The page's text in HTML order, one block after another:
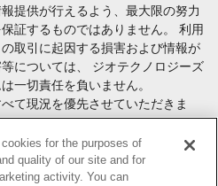
提供が行えるよう、最大限の努力
証するものではありません。 利用
取引に起因する損害および情報が
については、 ジオテクノロジーズ
一切責任を負いません。
て現況を優先させていただきま
達等を含みます）の際には、内容
供元より十分な説明を受け、ご自
さい。
for the purposes of
quality of our site and for
activity. You can